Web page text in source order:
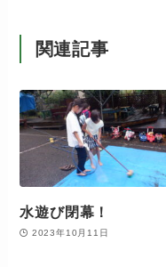
関連記事
水遊び閉幕！
2023年10月11日